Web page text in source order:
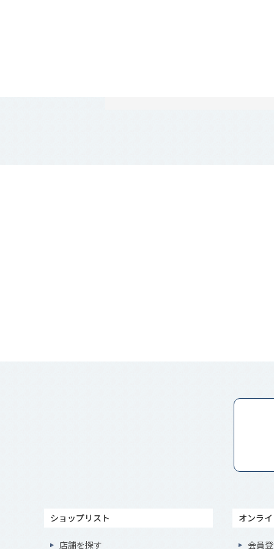
ショップリスト
店舗を探す
オンラ
会員